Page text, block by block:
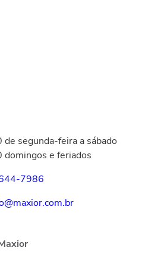
segunda-feira a sábado
e feriados
7986